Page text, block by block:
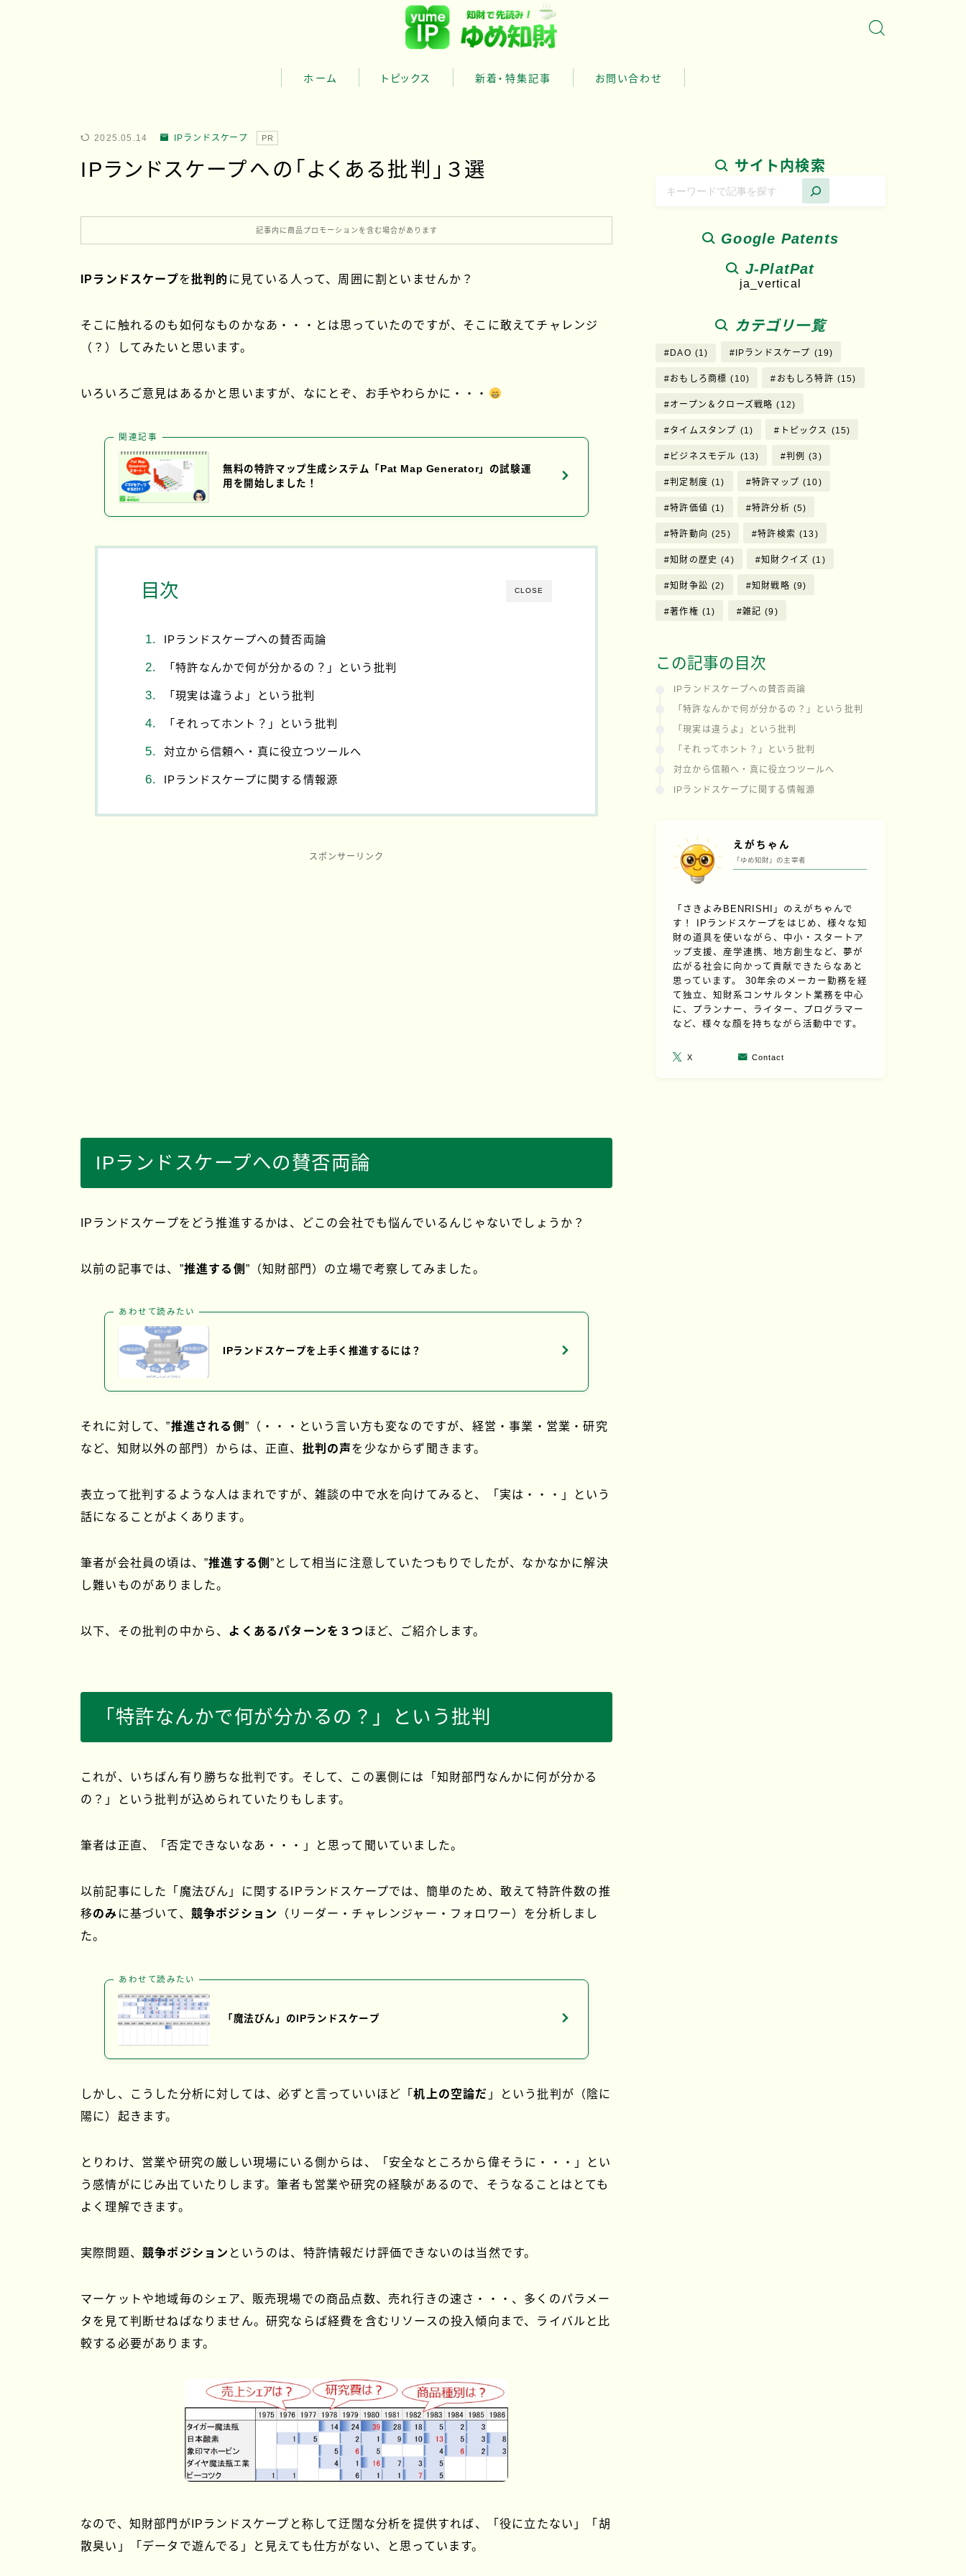
ホーム
ゆめ知財の代表について
トピックス 新着・特集記事 お問い合わせ
2025.05.14 IPランドスケープ PR
IPランドスケープへの「よくある批判」３選
記事内に商品プロモーションを含む場合があります
IPランドスケープを批判的 に見ている 人って、周囲に割といませんか？
そこに触れるのも如何なものかなあ・・・とは思っていたのですが、そこに敢えてチャレンジ
（？）してみたいと思います。
いろいろご意見はあるかと思いますが、なにとぞ、お手やわらかに・・・
関連記事
無料の特許マップ生成システム「Pat Map Generator」の試験運
用を開始しました！
CLOSE
目次
IPランドスケープへの賛否両論
「特許なんかで何が分かるの？」という批判
「現実は違うよ」という批判
「それってホント？」という批判
対立から信頼へ・真に役立つツールへ
IPランドスケープに関する情報源
スポンサーリンク
IPランドスケープへの賛否両論
IPランドスケープをどう推進するかは、どこの会社でも悩んでいるんじゃないでしょうか？
以前の記事では、”推進する側 ”（知財部門）の立場で考察してみました。
あわせて読みたい
IPランドスケープを上手く推進するには？
それに対して、”推進される側 ”（・・・という言い方も変なのですが、経営・事業・営業・研究
など、知財以外の部門）からは、正直、 批判の声を少なからず聞きます。
表立って批判するような人はまれですが、雑談の中で水を向けてみると、「実は・・・」という
話になることがよくあります。
筆者が会社員の頃は、”推進する側”として相当に注意していたつもりでしたが、なかなかに解決
し難いものがありました。
以下、その批判の中から、 よくあるパターンを３つ ほど、ご紹介します。
「特許なんかで何が分かるの？」という批判
これが、いちばん有り勝ちな批判です。そして、この裏側には「知財部門なんかに何が分かる
の？」という批判が込められていたりもします。
筆者は正直、「否定できないなあ・・・」と思って聞いていました。
以前記事にした「魔法びん」に関するIPランドスケープでは、簡単のため、敢えて 特許件数の推
移のみ に基づいて 、 競争ポジション
（リーダー・チャレンジャー・フォロワー）を分析しまし
た。
あわせて読みたい
「魔法びん」のIPランドスケープ
しかし、こうした分析に対しては、必ずと言っていいほど「机上の空論だ 」
という批判が（陰に
陽に）起きます。
とりわけ、営業や研究の厳しい現場にいる側からは、「安全なところから偉そうに・・・」とい
う感情がにじみ出ていたりします。筆者も営業や研究の経験があるので、そうなることはとても
よく理解できます。
実際問題、 競争ポジション というのは、特許情報だけ評価できないのは当然です。
マーケットや地域毎のシェア、販売現場での商品点数、売れ行きの速さ・・・、多くのパラメー
タを見て判断せねばなりません。研究ならば経費を含むリソースの投入傾向まで、ライバルと比
較する必要があります。
なので、知財部門がIPランドスケープと称して迂闊な分析を提供すれば、「役に立たない」「胡
散臭い」「データで遊んでる」と見えても仕方がない、と思っています。
サイト内検索
Google Patents
J-PlatPat
ja_vertical
カテゴリ一覧
DAO (1) IPランドスケープ (19)
おもしろ商標 (10) おもしろ特許 (15)
オープン＆クローズ戦略 (12)
タイムスタンプ (1) トピックス (15)
ビジネスモデル (13) 判例 (3)
判定制度 (1) 特許マップ (10)
特許価値 (1) 特許分析 (5)
特許動向 (25) 特許検索 (13)
知財の歴史 (4) 知財クイズ (1)
知財争訟 (2) 知財戦略 (9)
著作権 (1) 雑記 (9)
この記事の目次
IPランドスケープへの賛否両論
「特許なんかで何が分かるの？」という批判
「現実は違うよ」という批判
「それってホント？」という批判
対立から信頼へ・真に役立つツールへ
IPランドスケープに関する情報源
えがちゃん
「ゆめ知財」の主宰者
「さきよみBENRISHI」のえがちゃんで
す！ IPランドスケープをはじめ、様々な知
財の道具を使いながら、中小・スタートア
ップ支援、産学連携、地方創生など、夢が
広がる社会に向かって貢献できたらなあと
思っています。 30年余のメーカー勤務を経
て独立、知財系コンサルタント業務を中心
に、プランナー、ライター、プログラマー
など、様々な顔を持ちながら活動中です。
X Contact